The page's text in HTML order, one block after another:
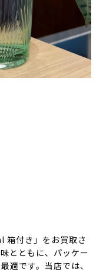
箱付き」をお買取さ
とともに、パッケー
適です。当店では、